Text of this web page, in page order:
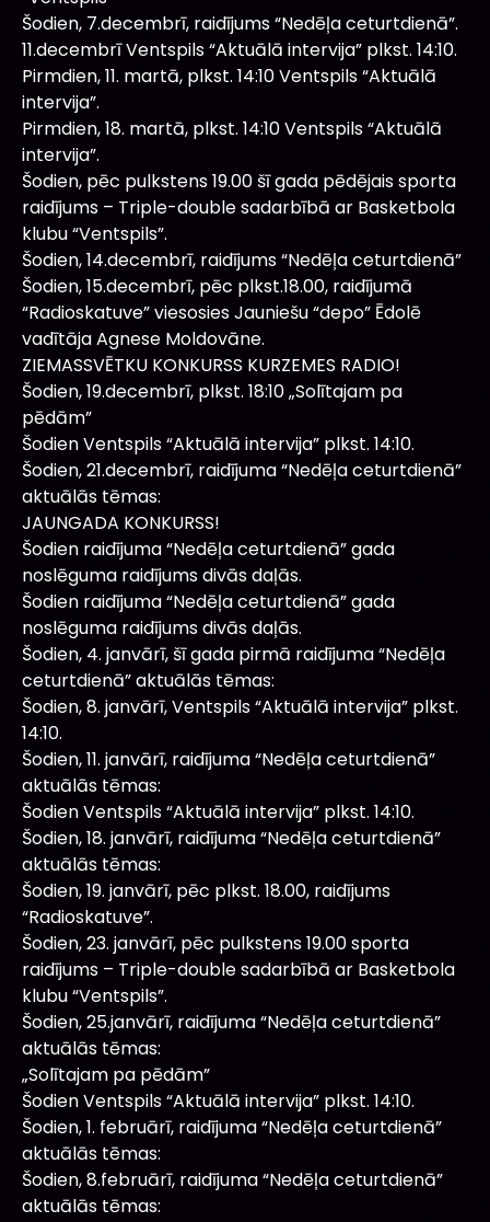
Šodien, 7.decembrī, raidījums “Nedēļa ceturtdienā”.
11.decembrī Ventspils “Aktuālā intervija” plkst. 14:10.
Pirmdien, 11. martā, plkst. 14:10 Ventspils “Aktuālā
intervija”.
Pirmdien, 18. martā, plkst. 14:10 Ventspils “Aktuālā
intervija”.
Šodien, pēc pulkstens 19.00 šī gada pēdējais sporta
raidījums – Triple-double sadarbībā ar Basketbola
klubu “Ventspils”.
Šodien, 14.decembrī, raidījums “Nedēļa ceturtdienā”
Šodien, 15.decembrī, pēc plkst.18.00, raidījumā
“Radioskatuve” viesosies Jauniešu “depo” Ēdolē
vadītāja Agnese Moldovāne.
ZIEMASSVĒTKU KONKURSS KURZEMES RADIO!
Šodien, 19.decembrī, plkst. 18:10 „Solītajam pa
pēdām”
Šodien Ventspils “Aktuālā intervija” plkst. 14:10.
Šodien, 21.decembrī, raidījuma “Nedēļa ceturtdienā”
aktuālās tēmas:
JAUNGADA KONKURSS!
Šodien raidījuma “Nedēļa ceturtdienā” gada
noslēguma raidījums divās daļās.
Šodien raidījuma “Nedēļa ceturtdienā” gada
noslēguma raidījums divās daļās.
Šodien, 4. janvārī, šī gada pirmā raidījuma “Nedēļa
ceturtdienā” aktuālās tēmas:
Šodien, 8. janvārī, Ventspils “Aktuālā intervija” plkst.
14:10.
Šodien, 11. janvārī, raidījuma “Nedēļa ceturtdienā”
aktuālās tēmas:
Šodien Ventspils “Aktuālā intervija” plkst. 14:10.
Šodien, 18. janvārī, raidījuma “Nedēļa ceturtdienā”
aktuālās tēmas:
Šodien, 19. janvārī, pēc plkst. 18.00, raidījums
“Radioskatuve”.
Šodien, 23. janvārī, pēc pulkstens 19.00 sporta
raidījums – Triple-double sadarbībā ar Basketbola
klubu “Ventspils”.
Šodien, 25.janvārī, raidījuma “Nedēļa ceturtdienā”
aktuālās tēmas:
„Solītajam pa pēdām”
Šodien Ventspils “Aktuālā intervija” plkst. 14:10.
Šodien, 1. februārī, raidījuma “Nedēļa ceturtdienā”
aktuālās tēmas:
Šodien, 8.februārī, raidījuma “Nedēļa ceturtdienā”
aktuālās tēmas: